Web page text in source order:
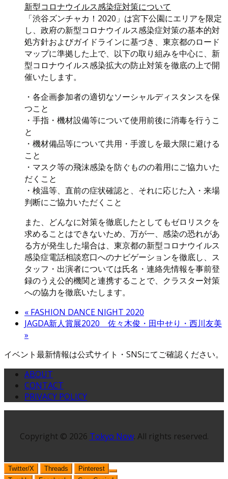
新型コロナウイルス感染症対策について
「渋谷ズンチャカ！2020」は宮下公園にエリアを限定
し、政府の新型コロナウイルス感染症対策の基本的対
処方針およびガイドラインに基づき、東京都のロード
マップに準拠した上で、以下の取り組みを中心に、新
型コロナウイルス感染拡大の防止対策を徹底の上で開
催いたします。
・各企画参加者の適切なソーシャルディスタンスを保
つこと
・手指・機材設備等について使用前後に消毒を行うこ
と
・機材備品等について共用・手渡しを最大限に避ける
こと
・マスク等の飛沫感染を防ぐものの着用にご協力いた
だくこと
・検温等、直前の症状確認と、それに応じた入・来場
判断にご協力いただくこと
また、どんなに対策を徹底したとしてもゼロリスクを
求めることはできないため、万が一、感染の恐れがあ
る方が発生した場合は、東京都の新型コロナウイルス
感染症電話相談窓口へのナビゲーションを徹底し、ス
タッフ・出演者については氏名・連絡先情報を事前登
録のうえ公的機関と連携することで、クラスター対策
への協力を徹底いたします。
« FASHION DANCE NIGHT 2020
JAGDA新人賞展2020 佐々木俊・田中せり・西川友美
»
イベント最新情報は公式サイト・SNSにてご確認ください。
ABOUT
CONTACT
PRIVACY POLICY
Copyright © 2026 Tokyo Now. All rights reserved.
Twitter/X Threads
Pinterest